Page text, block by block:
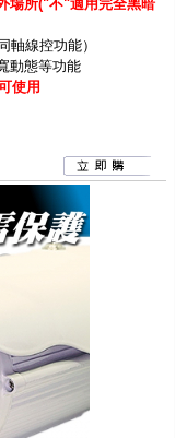
場所("不"適用完全黑暗
軸線控功能）
動態等功能
使用